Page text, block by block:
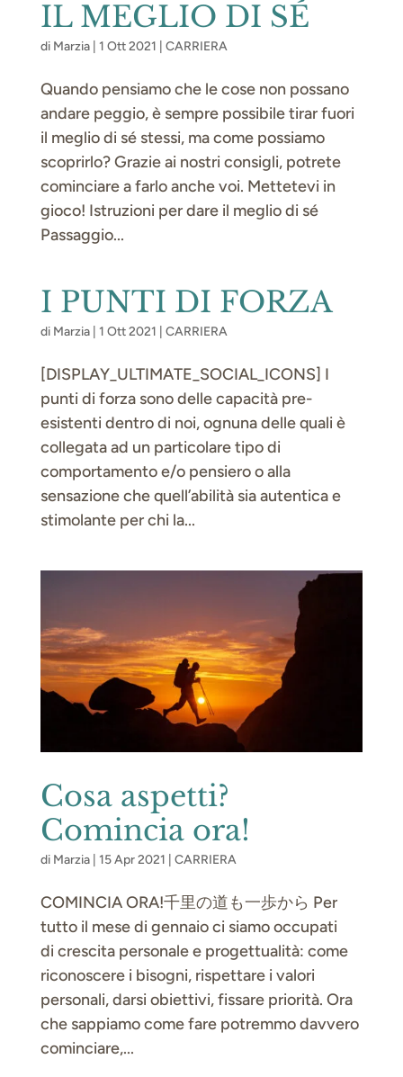
IL MEGLIO DI SÉ
di Marzia| 1 Ott 2021 CARRIERA
Quando pensiamo che le cose non possano
andare peggio, è sempre possibile tirar fuori
il meglio di sé stessi, ma come possiamo
scoprirlo? Grazie ai nostri consigli, potrete
cominciare a farlo anche voi. Mettetevi in
gioco! Istruzioni per dare il meglio di sé
Passaggio...
I PUNTI DI FORZA
di Marzia| 1 Ott 2021 CARRIERA
[DISPLAY_ULTIMATE_SOCIAL_ICONS] I
punti di forza sono delle capacità pre-
esistenti dentro di noi, ognuna delle quali è
collegata ad un particolare tipo di
comportamento e/o pensiero o alla
sensazione che quell’abilità sia autentica e
stimolante per chi la...
Cosa aspetti?
Comincia ora!
di Marzia| 15 Apr 2021 CARRIERA
COMINCIA ORA!千里の道も一歩から Per
tutto il mese di gennaio ci siamo occupati
di crescita personale e progettualità: come
riconoscere i bisogni, rispettare i valori
personali, darsi obiettivi, fissare priorità. Ora
che sappiamo come fare potremmo davvero
cominciare,...